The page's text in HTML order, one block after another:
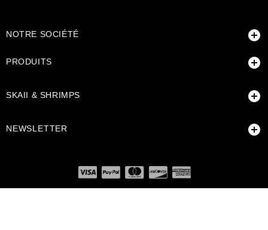
NOTRE SOCIÉTÉ 
PRODUITS 
SKAII & SHRIMPS 
NEWSLETTER 